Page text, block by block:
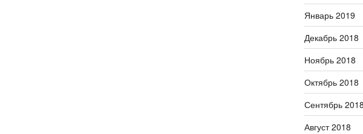
Январь 2019
Декабрь 2018
Ноябрь 2018
Октябрь 2018
Сентябрь
Август 2018